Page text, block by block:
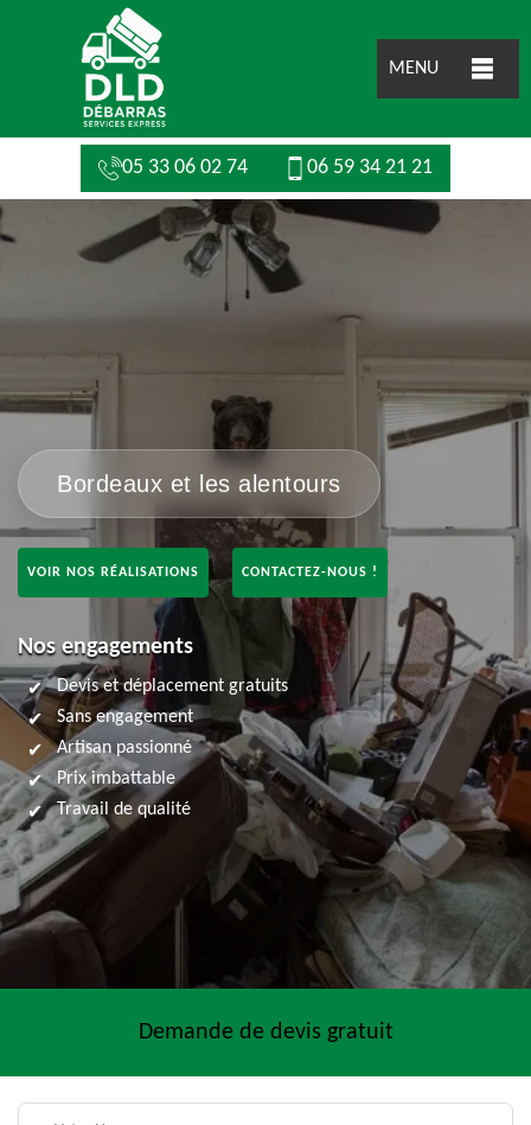
MENU
05 33 06 02 74 06 59 34 21 21
Bordeaux et les alentours
VOIR NOS RÉALISATIONS CONTACTEZ-NOUS !
Nos engagements
Devis et déplacement gratuits
Sans engagement
Artisan passionné
Prix imbattable
Travail de qualité
Demande de devis gratuit